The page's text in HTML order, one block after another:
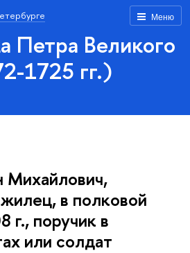
Меню
Петра Великого
1725 гг.)
Михайлович,
в полковой
г., поручик в
или солдат